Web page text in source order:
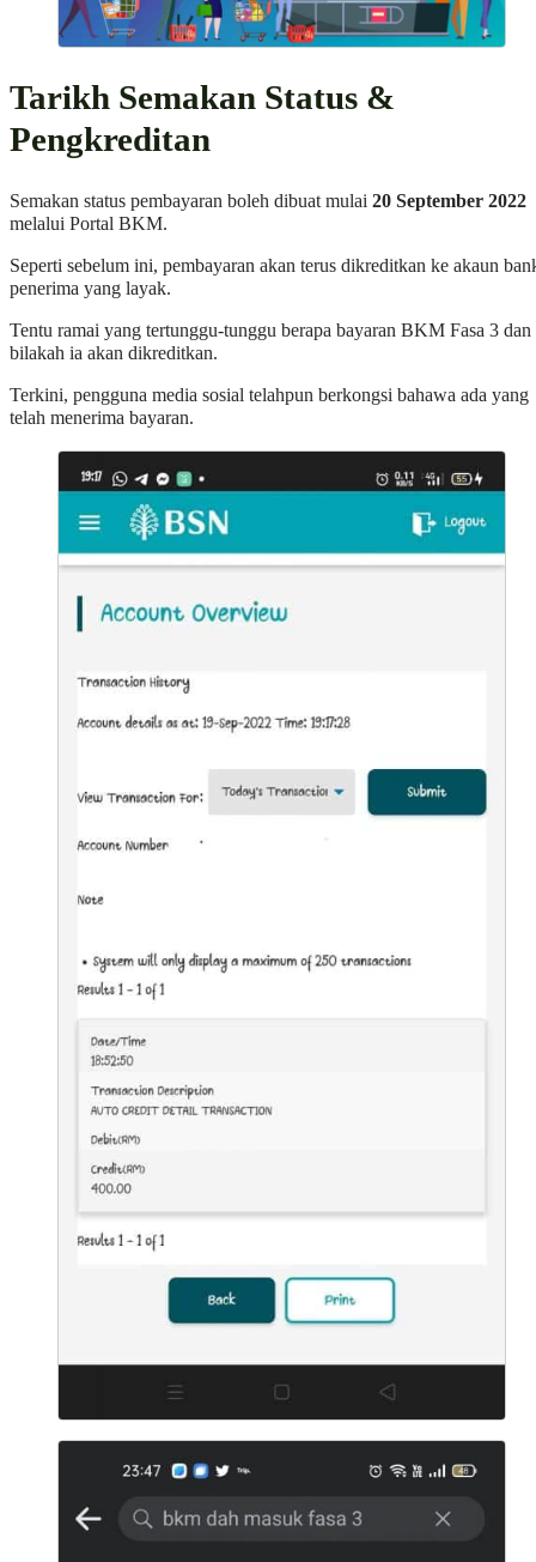
Tarikh Semakan Status &
Pengkreditan
Semakan status pembayaran boleh dibuat mulai 20 September 2022
melalui Portal BKM.
Seperti sebelum ini, pembayaran akan terus dikreditkan ke akaun
penerima yang layak.
Tentu ramai yang tertunggu-tunggu berapa bayaran BKM Fasa 3 dan
bilakah ia akan dikreditkan.
Terkini, pengguna media sosial telahpun berkongsi bahawa ada yang
telah menerima bayaran.